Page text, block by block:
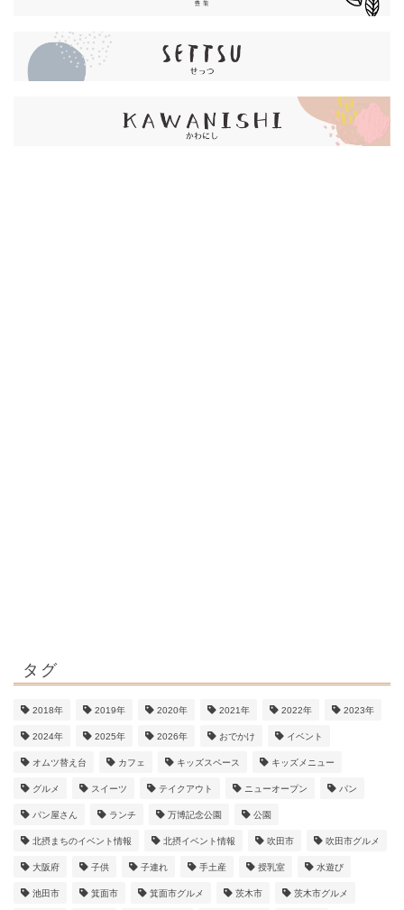
タグ
2018年 2019年 2020年 2021年 2022年 2023年
2024年 2025年 2026年 おでかけ イベント
オムツ替え台 カフェ キッズスペース キッズメニュー
グルメ スイーツ テイクアウト ニューオープン パン
パン屋さん ランチ 万博記念公園 公園
北摂まちのイベント情報 北摂イベント情報 吹田市 吹田市グルメ
大阪府 子供 子連れ 手土産 授乳室 水遊び
池田市 箕面市 箕面市グルメ 茨木市 茨木市グルメ